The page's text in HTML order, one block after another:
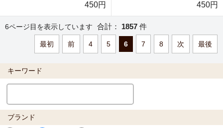
450円
450円
6ページ目を表示しています 合計： 1857 件
最初 前 4 5 6 7 8 次 最後
キーワード
ブランド